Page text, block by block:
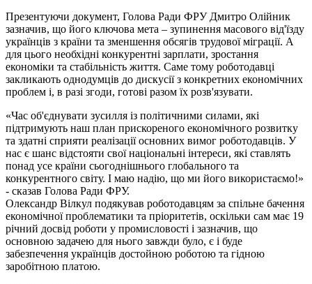
Презентуючи документ, Голова Ради ФРУ Дмитро Олійник
зазначив, що його ключова мета – зупинення масового від'їзду
українців з країни та зменшення обсягів трудової міграції. А
для цього необхідні конкурентні зарплати, зростання
економіки та стабільність життя. Саме тому роботодавці
закликають однодумців до дискусії з конкретних економічних
проблем і, в разі згоди, готові разом їх розв'язувати.
«Час об'єднувати зусилля із політичними силами, які
підтримують наш план прискореного економічного розвитку
та здатні сприяти реалізації основних вимог роботодавців. У
нас є шанс відстояти свої національні інтереси, які ставлять
понад усе країни сьогоднішнього глобального та
конкурентного світу. І маю надію, що ми його використаємо!»
- сказав Голова Ради ФРУ.
Олександр Вілкул подякував роботодавцям за спільне бачення
економічної проблематики та пріоритетів, оскільки сам має 19
річний досвід роботи у промисловості і зазначив, що
основною задачею для нього завжди було, є і буде
забезпечення українців достойною роботою та гідною
заробітною платою.